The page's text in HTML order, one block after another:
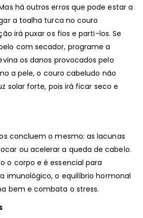
há outros erros que pode estar a
a toalha turca no couro
irá puxar os fios e parti-los. Se
com secador, programe a
os danos provocados pelo
a pele, o couro cabeludo não
solar forte, pois irá ficar seco e
concluem o mesmo: as lacunas
ou acelerar a queda de cabelo.
o corpo e é essencial para
imunológico, o equilíbrio hormonal
bem e combata o stress.